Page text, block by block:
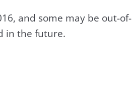
and some may be out-of-
in the future.